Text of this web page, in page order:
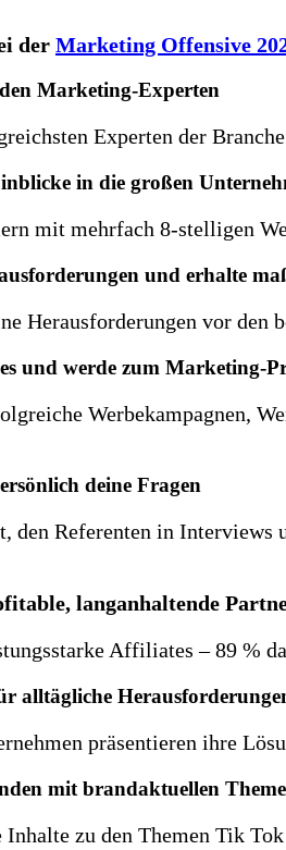
der Marketing Offensive
Marketing-Experten
Experten der
in die großen
mit mehrfach 8-stelligen
und erhalte
Herausforderungen vor
und werde zum Marketing-
Werbekampagnen,
deine Fragen
den Referenten in Interviews
langanhaltende
Affiliates – 89 %
alltägliche
präsentieren ihre
mit brandaktuellen
zu den Themen Tik